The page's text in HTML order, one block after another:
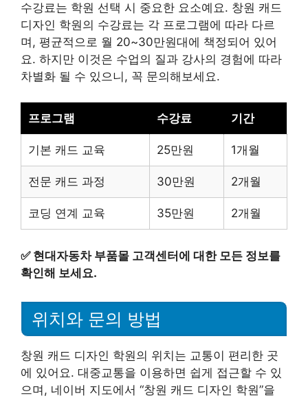
수강료는 학원 선택 시 중요한 요소예요. 창원 캐드
디자인 학원의 수강료는 각 프로그램에 따라 다르
며, 평균적으로 월 20~30만원대에 책정되어 있어
요. 하지만 이것은 수업의 질과 강사의 경험에 따라
차별화 될 수 있으니, 꼭 문의해보세요.
프로그램 수강료 기간
기본 캐드 교육 25만원 1개월
전문 캐드 과정 30만원 2개월
코딩 연계 교육 35만원 2개월
✅ 현대자동차 부품몰 고객센터에 대한 모든 정보를
확인해 보세요.
위치와 문의 방법
창원 캐드 디자인 학원의 위치는 교통이 편리한 곳
에 있어요. 대중교통을 이용하면 쉽게 접근할 수 있
으며, 네이버 지도에서 “창원 캐드 디자인 학원”을